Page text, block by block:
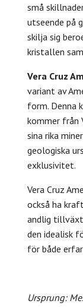
små
utseende på
skilja sig
kristallen
Vera Cruz
variant av
form. Denna
kommer från
sina rika
geologiska
exklusivitet.
Vera Cruz
också ha
andlig
den idealisk
för både
Ursprung: